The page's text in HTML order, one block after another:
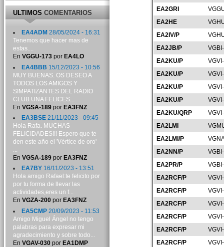
EA2GRI
EA2HE
EA2IV/P
EA2JB/P
EA2KU/P
EA2KU/P
EA2KU/P
EA2KU/P
EA2KU/QRP
EA2LMI
EA2LMI/P
EA2NN/P
EA2PR/P
EA2RCF/P
EA2RCF/P
EA2RCF/P
EA2RCF/P
EA2RCF/P
EA2RCF/P
ULTIMOSCOMENTARIOS
EA4ADM 28/05/2024 - 16:31
Tenemos que hacer mas de
estas....
En VGGU-173por EA4LO
EA4BBB 15/12/2023 - 10:56
MUY BUENAS. OS DESEO A
TODOS LOS AMIGOS Y
SIMPATIZANTES DEL RADIO
CLUB UNA FELICES...
En VGSA-189por EA3FNZ
EA3BSE21/11/2023 - 09:45
Hola Rafa. MUCHAS
FELICIDADES!!! Espero que te
den este año el 'Vértice de oro'
...
En VGSA-189por EA3FNZ
EA7BY16/11/2023 - 13:51
Hola amigo Rafael:te felicito por
por tu forma de llevar las
actividades,eres un f...
En VGZA-200por EA3FNZ
EA5CMP20/09/2023 - 11:53
Amigo Miguel Ángel no tengo
palabras para expresar mi
agradecimiento y sobre todo...
En VGAV-030por EA1DMP